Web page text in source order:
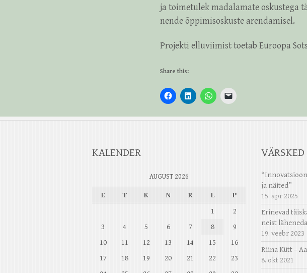
ja toimetulek madalamate oskustega
nende õppimisoskuste arendamisel.
Projekti elluviimist toetab Euroopa
Share this:
KALENDER
AUGUST 2026
E T K N R L
P
1
2
3
4 5 6 7 8
9
10
11 12 13 14 15
16
17
18 19 20 21 22
23
ja näited”
15. apr 2025
Erinevad
neist
19. veebr 2023
Riina Kütt –
8. okt 2021